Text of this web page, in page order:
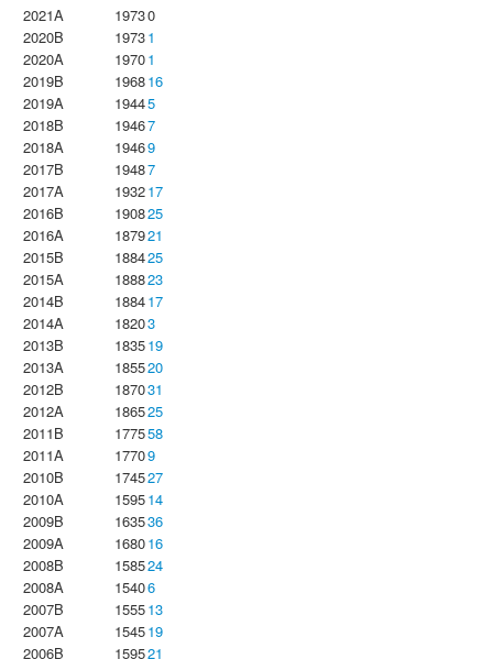
2021A
19730
2020B
19731
2020A
19701
2019B
196816
2019A
19445
2018B
19467
2018A
19469
2017B
19487
2017A
193217
2016B
190825
2016A
187921
2015B
188425
2015A
188823
2014B
188417
2014A
18203
2013B
183519
2013A
185520
2012B
187031
2012A
186525
2011B
177558
2011A
17709
2010B
174527
2010A
159514
2009B
163536
2009A
168016
2008B
158524
2008A
15406
2007B
155513
2007A
154519
2006B
159521